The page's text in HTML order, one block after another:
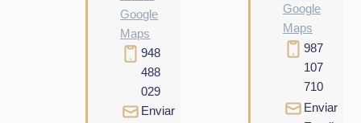
Google
Maps
948
488
029
Enviar
Google
Maps
987
107
710
Enviar